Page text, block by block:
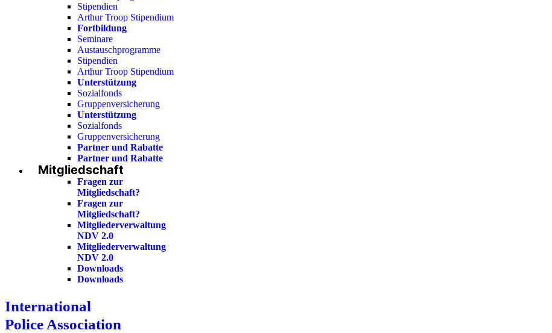
Stipendien
Arthur Troop Stipendium
Fortbildung
Seminare
Austauschprogramme
Stipendien
Arthur Troop Stipendium
Unterstützung
Sozialfonds
Gruppenversicherung
Unterstützung
Sozialfonds
Gruppenversicherung
Partner und Rabatte
Partner und Rabatte
Mitgliedschaft
Fragen zur
Mitgliedschaft?
Fragen zur
Mitgliedschaft?
Mitgliederverwaltung
NDV 2.0
Mitgliederverwaltung
NDV 2.0
Downloads
Downloads
International
Police Association